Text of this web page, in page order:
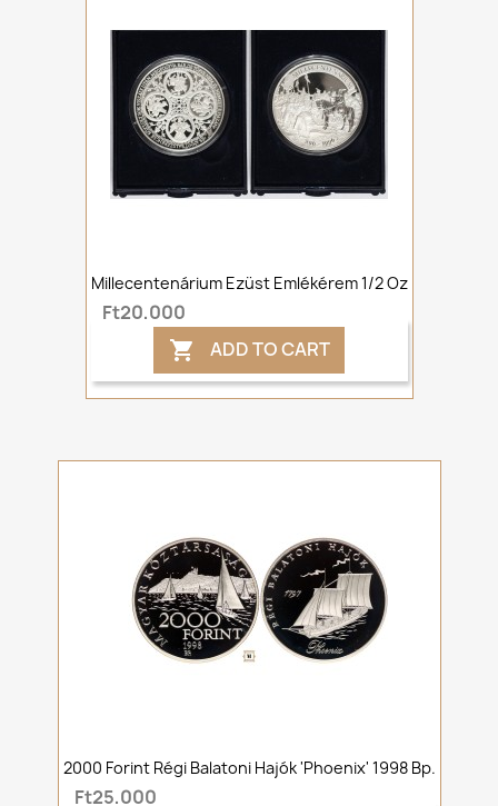
Millecentenárium Ezüst Emlékérem 1/2 Oz
Ft20,000
 ADD TO CART
2000 Forint Régi Balatoni Hajók 'Phoenix' 1998 Bp.
Ft25,000